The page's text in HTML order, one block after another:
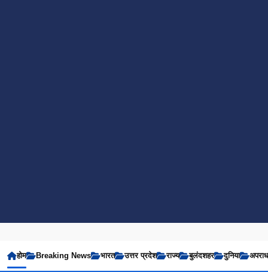
होम Breaking News भारत उत्तर प्रदेश राज्य बुलंदशहर दुनिया अपराध